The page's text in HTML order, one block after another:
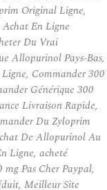
Original Ligne,
En Ligne
Du Vrai
Allopurinol Pays-Bas,
Commander 300
Générique 300
Livraison Rapide,
Du Zyloprim
De Allopurinol Au
Ligne, acheté
Pas Cher Paypal,
Meilleur Site